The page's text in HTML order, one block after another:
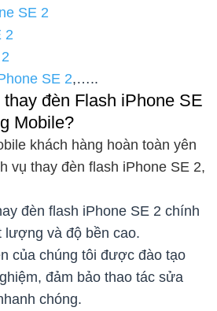
SE 2
2
SE 2,…..
đèn Flash iPhone SE
Mobile?
khách hàng hoàn toàn yên
vụ thay đèn flash iPhone SE 2,
đèn flash iPhone SE 2 chính
lượng và độ bền cao.
của chúng tôi được đào tạo
đảm bảo thao tác sửa
chóng.